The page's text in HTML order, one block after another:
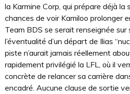
la Karmine Corp, qui prépare déjà la
chances de voir Kamiloo prolonger
Team BDS se serait renseignée sur
l’éventualité d’un départ de Ilias
piste n’aurait jamais réellement
rapidement privilégié la LFL, où il
concrète de relancer sa carrière
encadré. Aucune clause de sortie